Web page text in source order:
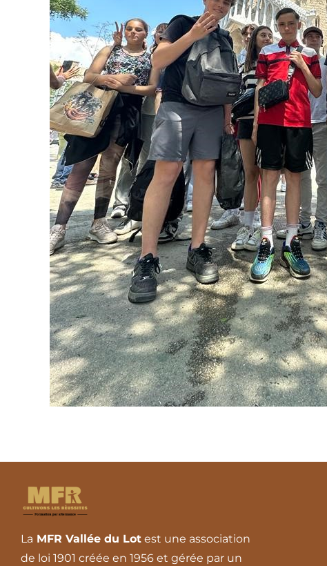
La MFR Vallée du Lotest une association
de loi 1901 créée en 1956 et gérée par un